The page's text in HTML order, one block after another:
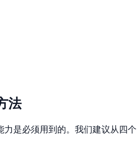
法
是必须用到的。我们建议从四个